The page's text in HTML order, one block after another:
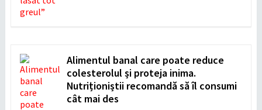
Alimentul banal care poate reduce
colesterolul și proteja inima.
Nutriționiștii recomandă să îl consumi
cât mai des